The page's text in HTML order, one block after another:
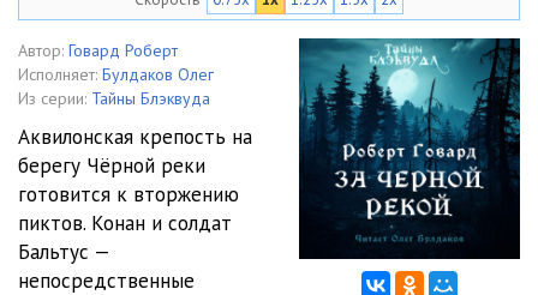
Роберт ГОВАРД - За Чёрной рекой 06 24:51
Роберт ГОВАРД - За Чёрной рекой 07 09:50
Роберт ГОВАРД - За Чёрной рекой 08 05:41
Автор: Говард Роберт
Исполняет: Булдаков Олег
Из серии: Тайны Блэквуда
Аквилонская крепость на
берегу Чёрной реки
готовится к вторжению
пиктов. Конан и солдат
Бальтус —
непосредственные